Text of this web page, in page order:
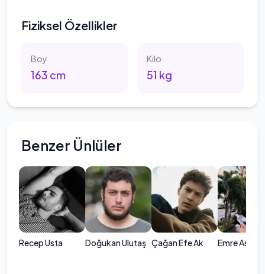
Fiziksel Özellikler
Boy
163 cm
Kilo
51 kg
Benzer Ünlüler
Recep Usta Doğukan Ulutaş Çağan Efe Ak Emre Aslan